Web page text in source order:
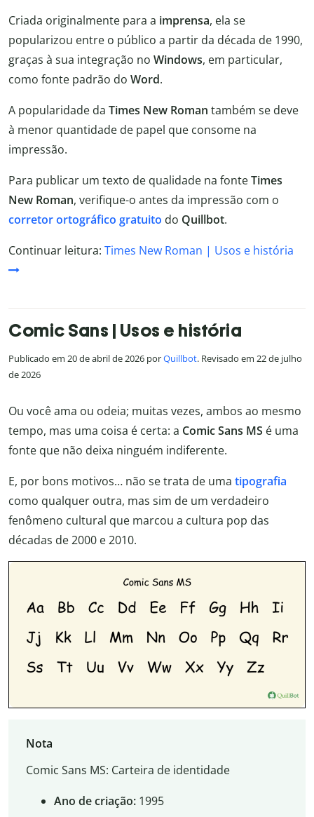
Criada originalmente para a imprensa, ela se
popularizou entre o público a partir da década de 1990,
graças à sua integração no Windows, em particular,
como fonte padrão do Word.
A popularidade da Times New Roman também se deve
à menor quantidade de papel que consome na
impressão.
Para publicar um texto de qualidade na fonteTimes
New Roman, verifique-o antes da impressão com o
corretor ortográfico gratuito do Quillbot.
Continuar leitura: Times New Roman | Usos e história
Comic Sans | Usos e história
Publicado em 20 de abril de 2026 porQuillbot. Revisado em 22 de julho
de 2026
Ou você ama ou odeia; muitas vezes, ambos ao mesmo
tempo, mas uma coisa é certa: a Comic Sans MS é uma
fonte que não deixa ninguém indiferente.
E, por bons motivos… não se trata de uma tipografia
como qualquer outra, mas sim de um verdadeiro
fenômeno cultural que marcou a cultura pop das
décadas de 2000 e 2010.
Nota
Comic Sans MS: Carteira de identidade
Ano de criação:1995